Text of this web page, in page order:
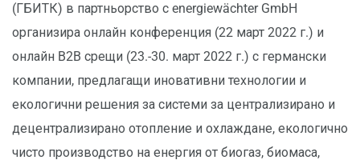
(ГБИТК) в партньорство с energiewächter GmbH
организира онлайн конференция (22 март 2022 г.) и
онлайн B2B срещи (23.-30. март 2022 г.) с германски
компании, предлагащи иновативни технологии и
екологични решения за системи за централизирано и
децентрализирано отопление и охлаждане, екологично
чисто производство на енергия от биогаз, биомаса,